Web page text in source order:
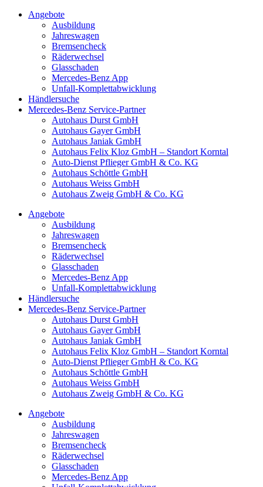
Angebote
Ausbildung
Jahreswagen
Bremsencheck
Räderwechsel
Glasschaden
Mercedes-Benz App
Unfall-Komplettabwicklung
Händlersuche
Mercedes-Benz Service-Partner
Autohaus Durst GmbH
Autohaus Gayer GmbH
Autohaus Janiak GmbH
Autohaus Felix Kloz GmbH – Standort Korntal
Auto-Dienst Pflieger GmbH & Co. KG
Autohaus Schöttle GmbH
Autohaus Weiss GmbH
Autohaus Zweig GmbH & Co. KG
Angebote
Ausbildung
Jahreswagen
Bremsencheck
Räderwechsel
Glasschaden
Mercedes-Benz App
Unfall-Komplettabwicklung
Händlersuche
Mercedes-Benz Service-Partner
Autohaus Durst GmbH
Autohaus Gayer GmbH
Autohaus Janiak GmbH
Autohaus Felix Kloz GmbH – Standort Korntal
Auto-Dienst Pflieger GmbH & Co. KG
Autohaus Schöttle GmbH
Autohaus Weiss GmbH
Autohaus Zweig GmbH & Co. KG
Angebote
Ausbildung
Jahreswagen
Bremsencheck
Räderwechsel
Glasschaden
Mercedes-Benz App